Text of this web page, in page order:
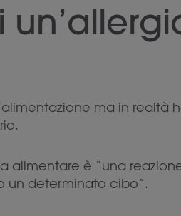
ma in realtà
alimentare è “una
un determinato cibo”.